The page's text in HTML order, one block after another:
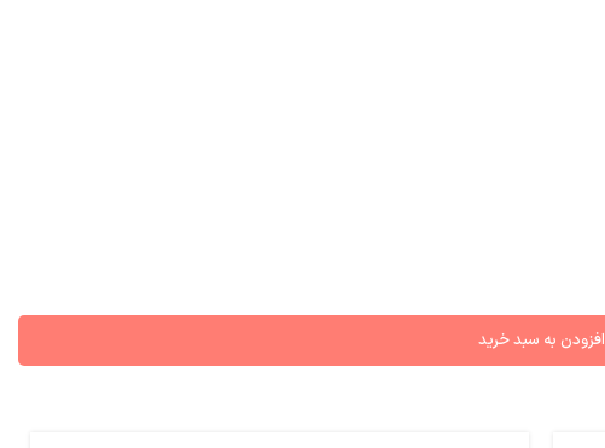
افزودن به سبد خرید